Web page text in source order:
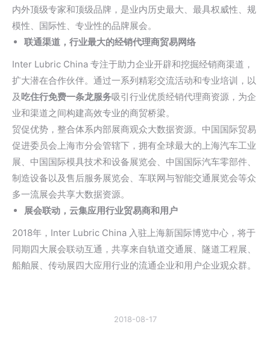
内外顶级专家和顶级品牌，是业内历史最大、最具权威性、规
模性、国际性、专业性的品牌展会。
联通渠道，行业最大的经销代理商贸易网络
Inter Lubric China 专注于助力企业开辟和挖掘经销商渠道，
扩大潜在合作伙伴。通过一系列精彩交流活动和专业培训，以
及吃住行免费一条龙服务吸引行业优质经销代理商资源，为企
业和渠道之间构建高效专业的商贸桥梁。
贸促优势，整合体系内部展商观众大数据资源。中国国际贸易
促进委员会上海市分会管辖下，拥有全球最大的上海汽车工业
展、中国国际模具技术和设备展览会、中国国际汽车零部件、
制造设备以及售后服务展览会、车联网与智能交通展览会等众
多一流展会共享大数据资源。
展会联动，云集应用行业贸易商和用户
2018年，Inter Lubric China 入驻上海新国际博览中心，将于
同期四大展会联动互通，共享来自轨道交通展、隧道工程展、
船舶展、传动展四大应用行业的流通企业和用户企业观众群。
2018-08-17